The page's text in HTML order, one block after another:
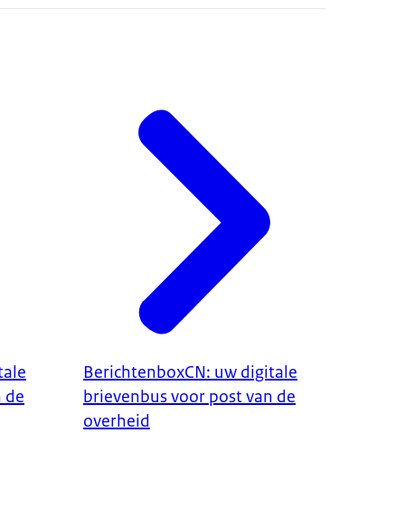
de
BerichtenboxCN: uw digitale
brievenbus voor post van de
overheid